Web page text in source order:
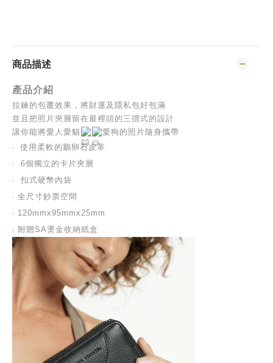
商品描述
產品介紹
拉鍊的包覆效果，將財運及隱私包好包滿
並且把照片夾層留在最裡頭的三摺式的設計
讓你能將愛人愛貓
愛狗的照片隨身攜帶
∙ 使用柔軟的鵝卵石皮革
∙ 6個獨立的卡片夾層
∙ 扣式硬幣內袋
∙ 全尺寸鈔票空間
∙ 120mmx95mmx25mm
∙ 附贈SA燙金收納紙盒